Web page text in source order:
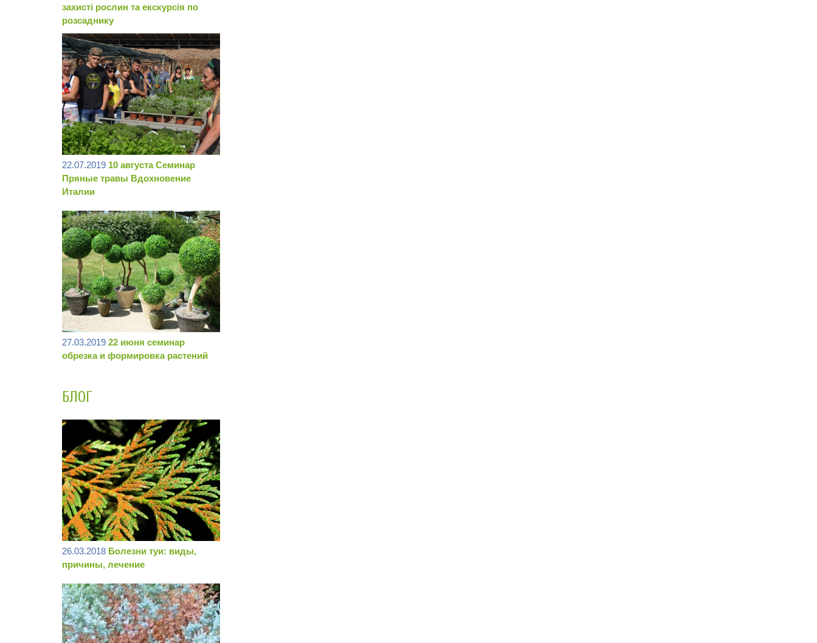
захисті рослин та екскурсія по
розсаднику
22.07.2019 10 августа Семинар
Пряные травы Вдохновение
Италии
27.03.2019 22 июня семинар
обрезка и формировка растений
БЛОГ
26.03.2018 Болезни туи: виды,
причины, лечение